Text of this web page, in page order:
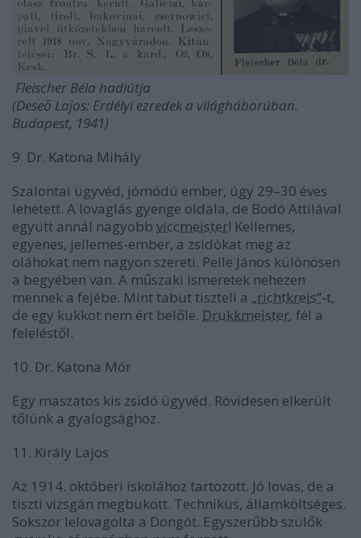
Fleischer Béla hadiútja
(Deseő Lajos: Erdélyi ezredek a világháborúban.
Budapest, 1941)
9. Dr. Katona Mihály
Szalontai ügyvéd, jómódú ember, úgy 29–30 éves
lehetett. A lovaglás gyenge oldala, de Bodó Attilával
együtt annál nagyobb viccmeister! Kellemes,
egyenes, jellemes-ember, a zsidókat meg az
oláhokat nem nagyon szereti. Pelle János különösen
a begyében van. A műszaki ismeretek nehezen
mennek a fejébe. Mint tabut tiszteli a „richtkreis”-t,
de egy kukkot nem ért belőle. Drukkmeister, fél a
feleléstől.
10. Dr. Katona Mór
Egy maszatos kis zsidó ügyvéd. Rövidesen elkerült
tőlünk a gyalogsághoz.
11. Király Lajos
Az 1914. októberi iskolához tartozott. Jó lovas, de a
tiszti vizsgán megbukott. Technikus, államköltséges.
Sokszor lelovagolta a Dongót. Egyszerűbb szülők